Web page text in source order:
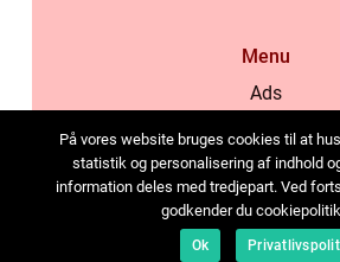
Menu
Ads
Cookies
Contact
Sitemap
På vores website bruges cookies til at
statistik og personalisering af indhold
information deles med tredjepart. Ved
godkender du
Ok